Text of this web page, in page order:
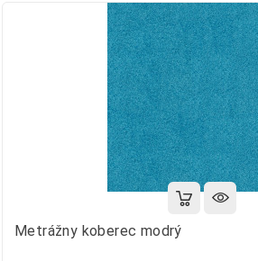
Metrážny koberec modrý